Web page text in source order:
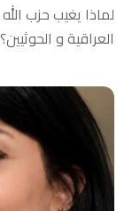
لماذا يغيب حزب
العراقية و